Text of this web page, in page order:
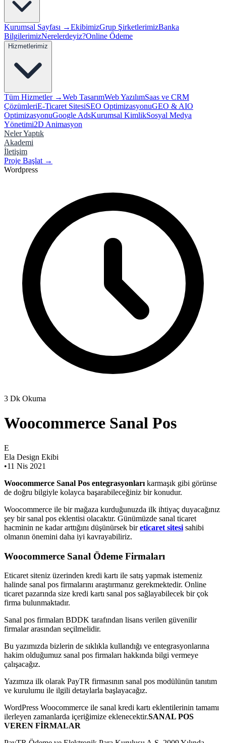
Kurumsal Sayfası →EkibimizGrup ŞirketlerimizBanka
BilgilerimizNerelerdeyiz?Online Ödeme
Hizmetlerimiz
Tüm Hizmetler →Web TasarımWeb YazılımSaas ve CRM
ÇözümleriE-Ticaret SitesiSEO OptimizasyonuGEO & AIO
OptimizasyonuGoogle AdsKurumsal KimlikSosyal Medya
Yönetimi2D Animasyon
Neler Yaptık
Akademi
İletişim
Proje Başlat →
Wordpress
3 Dk Okuma
Woocommerce Sanal Pos
E
Ela Design Ekibi
•11 Nis 2021
Woocommerce Sanal Pos entegrasyonları karmaşık gibi görünse
de doğru bilgiyle kolayca başarabileceğiniz bir konudur.
Woocommerce ile bir mağaza kurduğunuzda ilk ihtiyaç duyacağınız
şey bir sanal pos eklentisi olacaktır. Günümüzde sanal ticaret
hacminin ne kadar arttığını düşünürsek bireticaret sitesi sahibi
olmanın önemini daha iyi kavrayabiliriz.
Woocommerce Sanal Ödeme Firmaları
Eticaret siteniz üzerinden kredi kartı ile satış yapmak istemeniz
halinde sanal pos firmalarını araştırmanız gerekmektedir. Online
ticaret pazarında size kredi kartı sanal pos sağlayabilecek bir çok
firma bulunmaktadır.
Sanal pos firmaları BDDK tarafından lisans verilen güvenilir
firmalar arasından seçilmelidir.
Bu yazımızda bizlerin de sıklıkla kullandığı ve entegrasyonlarına
hakim olduğumuz sanal pos firmaları hakkında bilgi vermeye
çalışacağız.
Yazımıza ilk olarak PayTR firmasının sanal pos modülünün tanıtım
ve kurulumu ile ilgili detaylarla başlayacağız.
WordPress Woocommerce ile sanal kredi kartı eklentilerinin tamamı
ilerleyen zamanlarda içeriğimize eklenecektir.SANAL POS
VEREN FİRMALAR